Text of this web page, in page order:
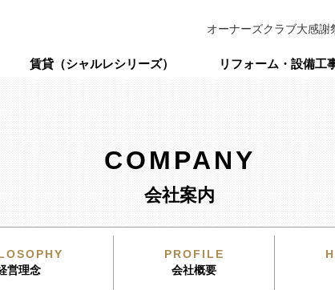
オーナーズクラブ大感謝
賃貸（シャルレシリーズ） リフォーム・設備工
COMPANY
会社案内
営理念
PROFILE
会社概要